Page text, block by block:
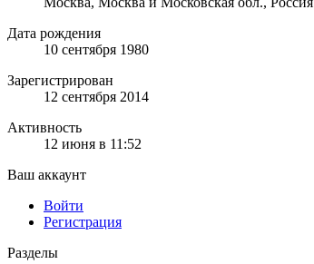
Дата рождения
10 сентября 1980
Зарегистрирован
12 сентября 2014
Активность
12 июня в 11:52
Ваш аккаунт
Войти
Регистрация
Разделы